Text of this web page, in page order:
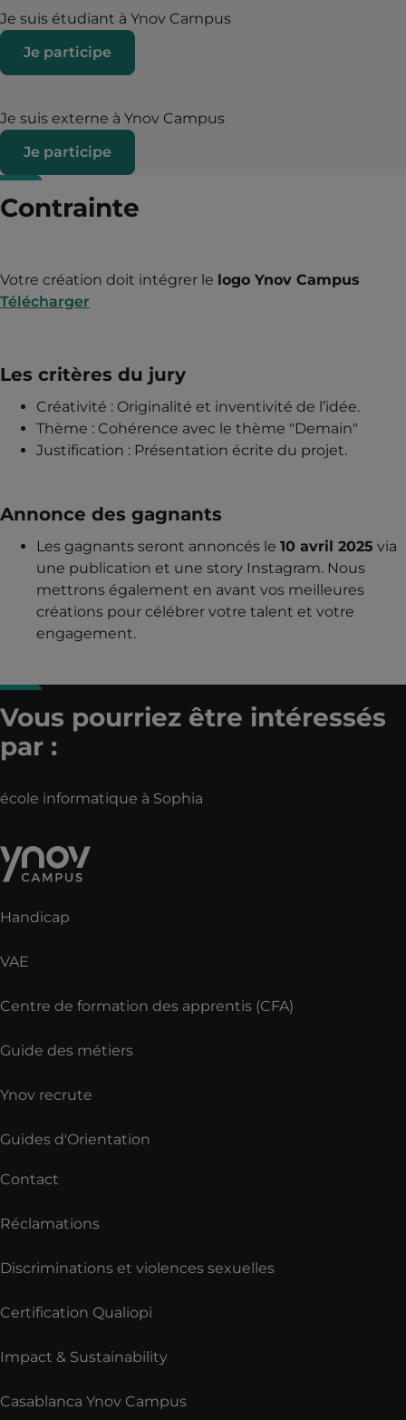
Je suis étudiant à Ynov Campus
Je participe
Je suis externe à Ynov Campus
Je participe
Contrainte
Votre création doit intégrer le logo Ynov Campus
Télécharger
Les critères du jury
Créativité : Originalité et inventivité de l’idée.
Thème : Cohérence avec le thème "Demain"
Justification : Présentation écrite du projet.
Annonce des gagnants
Les gagnants seront annoncés le 10 avril 2025 via
une publication et une story Instagram. Nous
mettrons également en avant vos meilleures
créations pour célébrer votre talent et votre
engagement.
Vous pourriez être intéressés
par :
école informatique à Sophia
Handicap
VAE
Centre de formation des apprentis (CFA)
Guide des métiers
Ynov recrute
Guides d'Orientation
Contact
Réclamations
Discriminations et violences sexuelles
Certification Qualiopi
Impact & Sustainability
Casablanca Ynov Campus